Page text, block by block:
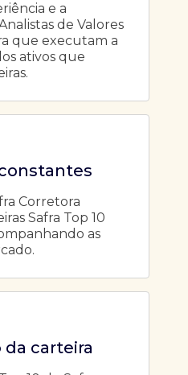
e a
de Valores
que executam a
ativos que
Corretora
Safra Top 10
as
da carteira